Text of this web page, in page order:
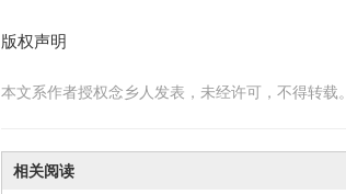
版权声明
本文系作者授权念乡人发表，未经许可，不得转载。
相关阅读